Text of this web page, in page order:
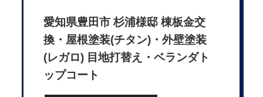
愛知県豊田市 杉浦様邸 棟板金交
換・屋根塗装(チタン)・外壁塗装
(レガロ) 目地打替え・ベランダト
ップコート